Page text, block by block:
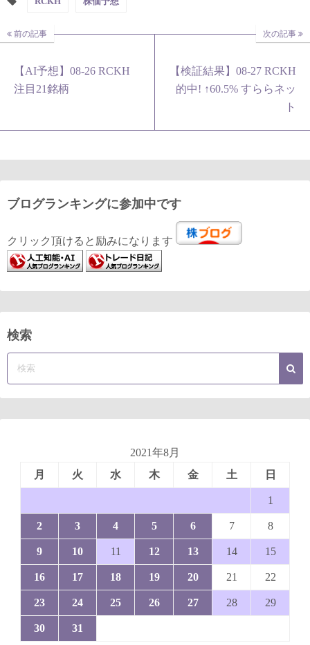
前の記事
【AI予想】08-26 RCKH
注目21銘柄
次の記事
【検証結果】08-27 RCKH
的中! ↑60.5% すららネッ
ト
ブログランキングに参加中です
クリック頂けると励みになります
検索
2021年8月
月
火 水 木 金 土 日
1
2 3 4 5 6 7 8
9 10 11 12 13 14 15
16 17 18 19 20 21 22
23 24 25 26 27 28 29
30 31